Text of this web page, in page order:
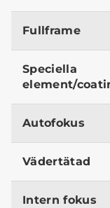
Fullframe
Speciella
element/
Autofokus
Vädertätad
Intern fokus